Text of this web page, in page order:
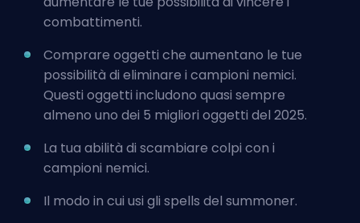
combattimenti.
Comprare oggetti che aumentano le tue
possibilità di eliminare i campioni nemici.
Questi oggetti includono quasi sempre
almeno uno dei 5 migliori oggetti del 2025.
La tua abilità di scambiare colpi con i
campioni nemici.
Il modo in cui usi gli spells del summoner.